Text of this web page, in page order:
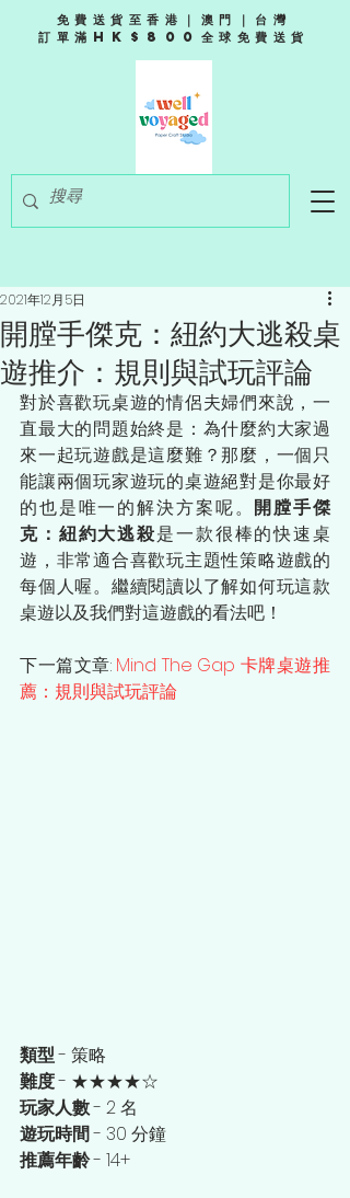
免費送貨至香港｜澳門｜台灣
訂單滿HK$800全球免費送貨
開膛手傑克：紐約大逃殺桌
遊推介：規則與試玩評論
2021年12月5日
對於喜歡玩桌遊的情侶夫婦們來說，一
直最大的問題始終是：為什麼約大家過
來一起玩遊戲是這麼難？那麼，一個只
能讓兩個玩家遊玩的桌遊絕對是你最好
的也是唯一的解決方案呢。 開膛手傑
克：紐約大逃殺是一款很棒的快速桌
遊，非常適合喜歡玩主題性策略遊戲的
每個人喔。繼續閱讀以了解如何玩這款
桌遊以及我們對這遊戲的看法吧！
下一篇文章: Mind The Gap 卡牌桌遊推
薦：規則與試玩評論
類型 - 策略
難度 - ★★★★☆
玩家人數 - 2 名
遊玩時間 - 30 分鐘
推薦年齡 - 14+